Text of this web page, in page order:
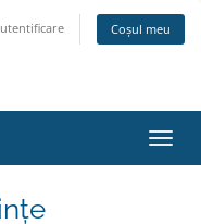
Coșul meu